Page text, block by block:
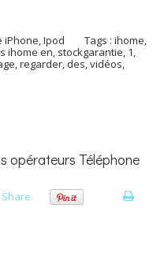
iPhone ,Ipod Tags :ihome
ihome en stockgarantie 1
regarder des vidéos
opérateurs Téléphone
Share